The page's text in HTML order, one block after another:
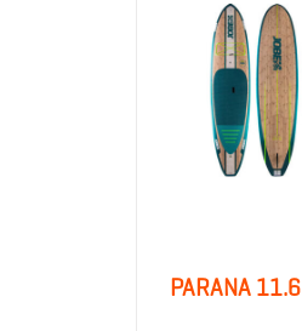
PARANA 11.6